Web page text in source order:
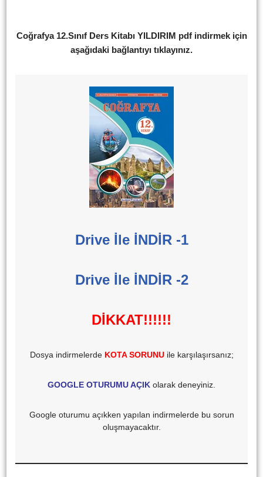
Coğrafya 12.Sınıf Ders Kitabı YILDIRIM pdf indirmek için
aşağıdaki bağlantıyı tıklayınız.
Drive İle İNDİR -1
Drive İle İNDİR -2
DİKKAT!!!!!!
Dosya indirmelerde KOTA SORUNUile karşılaşırsanız;
GOOGLE OTURUMU AÇIK olarak deneyiniz.
Google oturumu açıkken yapılan indirmelerde bu sorun
oluşmayacaktır.